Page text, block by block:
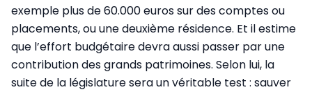
exemple plus de 60.000 euros sur des comptes ou
placements, ou une deuxième résidence. Et il estime
que l’effort budgétaire devra aussi passer par une
contribution des grands patrimoines. Selon lui, la
suite de la législature sera un véritable test : sauver